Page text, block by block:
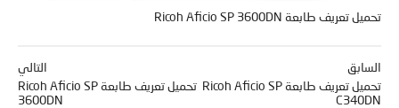
تحميل تعريف طابعة Ricoh Aficio SP 3600DN
التالي
تحميل تعريف طابعة Ricoh Aficio SP
3600DN
السابق
تحميل تعريف طابعة Ricoh Aficio SP
C340DN